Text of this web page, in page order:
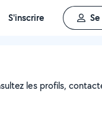
S'inscrire
les profils,